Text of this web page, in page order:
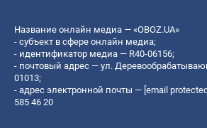
Название онлайн медиа — «OBOZ.UA»
- субъект в сфере онлайн медиа;
- идентификатор медиа — R40-06156;
- почтовый адрес — ул.
01013;
- адрес электронной почты — [email
585 46 20